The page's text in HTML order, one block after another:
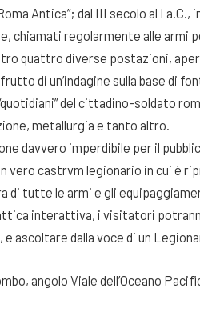
Antica”; dal III secolo al I
chiamati regolarmente alle armi
quattro diverse postazioni,
di un’indagine sulla base di
del cittadino-soldato
metallurgia e tanto altro.
davvero imperdibile per il
vero castrvm legionario in cui è
di tutte le armi e gli
interattiva, i visitatori
ascoltare dalla voce di un
angolo Viale dell’Oceano